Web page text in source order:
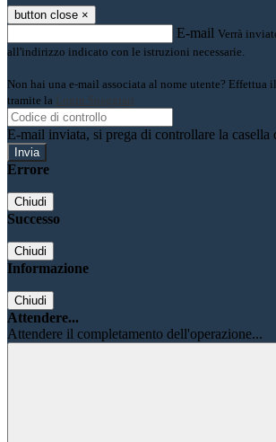
button close ×
E-mail Verrà
all'indirizzo indicato con le istruzioni necessarie.
Non hai una e-mail associata al nome utente? Effettua
tramite la Login Spaggiari
E-mail inviata, si prega di controllare la casella
Errore
Chiudi
Successo
Chiudi
Informazione
Chiudi
Attendere...
Attendere il completamento dell'operazione...